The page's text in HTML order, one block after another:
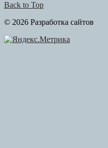
Back to Top
© 2026 Разработка сайтов